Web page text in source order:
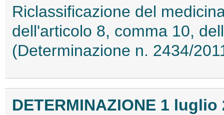
Riclassificazione del
dell'articolo 8, comma 10,
(Determinazione n. 2434/
DETERMINAZIONE 1 luglio